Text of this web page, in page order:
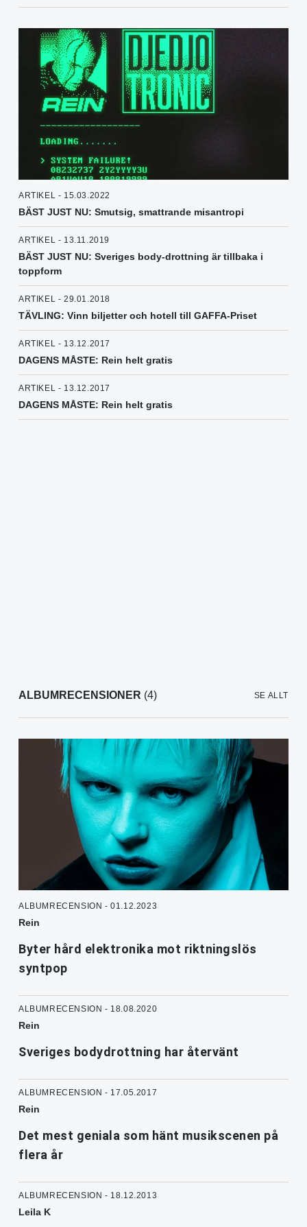
ARTIKEL - 15.03.2022
BÄST JUST NU: Smutsig, smattrande misantropi
ARTIKEL - 13.11.2019
BÄST JUST NU: Sveriges body-drottning är tillbaka i
toppform
ARTIKEL - 29.01.2018
TÄVLING: Vinn biljetter och hotell till GAFFA-Priset
ARTIKEL - 13.12.2017
DAGENS MÅSTE: Rein helt gratis
ARTIKEL - 13.12.2017
DAGENS MÅSTE: Rein helt gratis
ALBUMRECENSIONER (4) SE ALLT
ALBUMRECENSION - 01.12.2023
Rein
Byter hård elektronika mot riktningslös
syntpop
ALBUMRECENSION - 18.08.2020
Rein
Sveriges bodydrottning har återvänt
ALBUMRECENSION - 17.05.2017
Rein
Det mest geniala som hänt musikscenen på
flera år
ALBUMRECENSION - 18.12.2013
Leila K